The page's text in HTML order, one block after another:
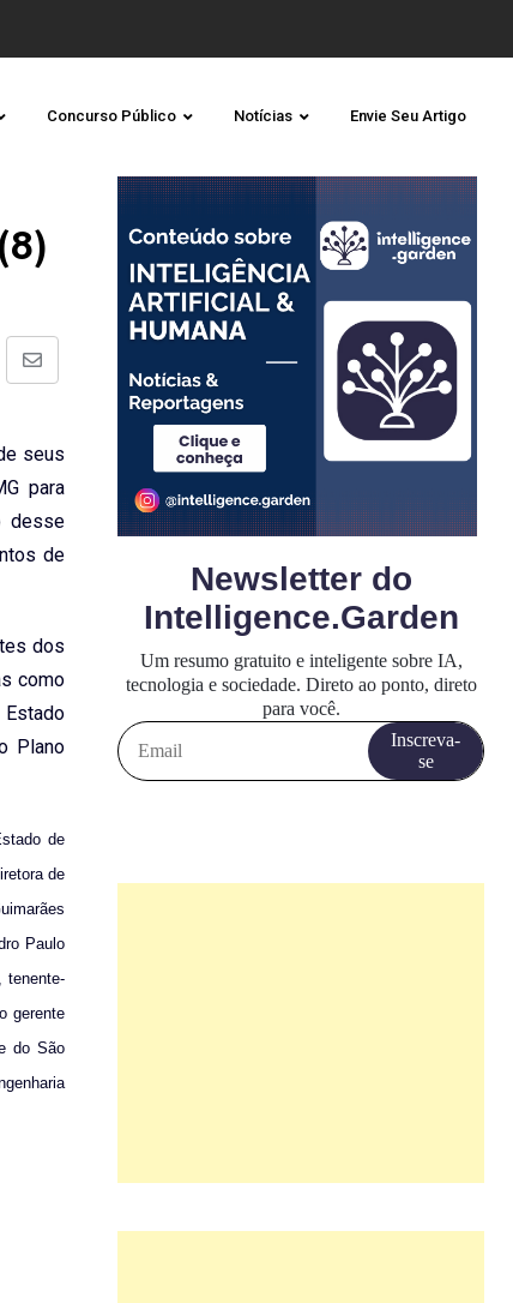
Concurso Público Notícias Envie Seu Artigo
Share
seus
para
desse
de
dos
como
Plano
de
de
Paulo
tenente-
gerente
do São